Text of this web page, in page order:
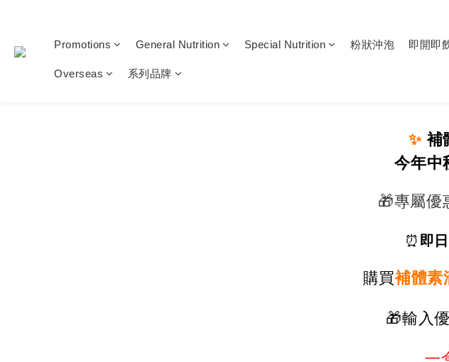
Promotions General Nutrition Special Nutrition 粉狀沖泡 即開即
Overseas 系列品牌
✨補
今年中
🎁專屬優
⏰ 即
購買補體素
🎁輸入